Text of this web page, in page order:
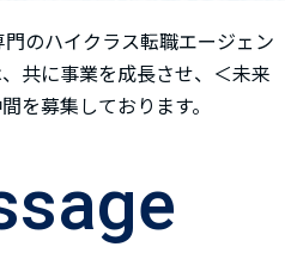
のハイクラス転職エージェン
共に事業を成長させ、＜未来
を募集しております。